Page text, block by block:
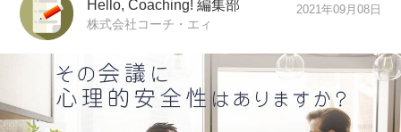
Hello, Coaching! 編集部
株式会社コーチ・エィ
2021年09月08日